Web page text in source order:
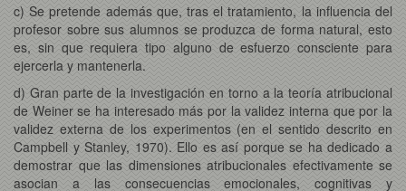
c) Se pretende además que, tras el tratamiento, la influencia del
profesor sobre sus alumnos se produzca de forma natural, esto
es, sin que requiera tipo alguno de esfuerzo consciente para
ejercerla y mantenerla.
d) Gran parte de la investigación en torno a la teoría atribucional
de Weiner se ha interesado más por la validez interna que por la
validez externa de los experimentos (en el sentido descrito en
Campbell y Stanley, 1970). Ello es así porque se ha dedicado a
demostrar que las dimensiones atribucionales efectivamente se
asocian a las consecuencias emocionales, cognitivas y